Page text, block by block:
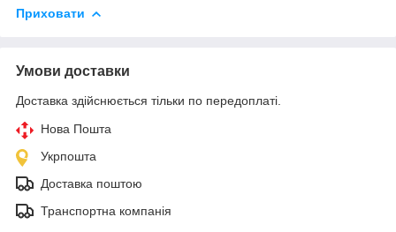
Приховати
Умови доставки
Доставка здійснюється тільки по передоплаті.
Нова Пошта
Укрпошта
Доставка поштою
Транспортна компанія